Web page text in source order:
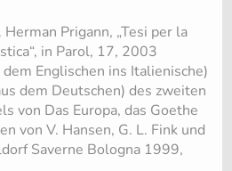
Prigann, „Tesi per la
in Parol, 17, 2003
Englischen ins Italienische)
dem Deutschen) des zweiten
von Das Europa, das Goethe
von V. Hansen, G. L. Fink und
Saverne Bologna 1999,